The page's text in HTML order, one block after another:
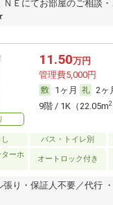
ＮＥにてお部屋のご相談
11.50万円
管理費5,000円
1ヶ月
2ヶ
9階 / 1K（22.05m2
バス・トイレ別
ーホ
オートロック付き
張り・保証人不要／代行